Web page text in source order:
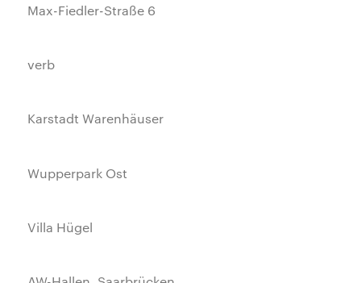
Max-Fiedler-Straße 6
verb
Karstadt Warenhäuser
Wupperpark Ost
Villa Hügel